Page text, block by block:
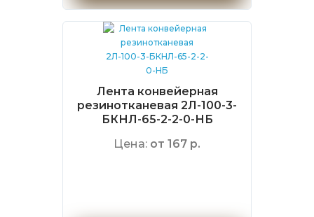
Лента конвейерная
резинотканевая 2Л-100-3-
БКНЛ-65-2-2-0-НБ
Цена: от 167 р.